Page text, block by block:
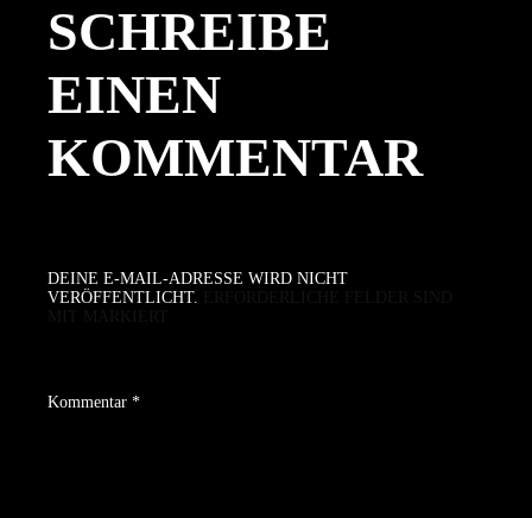
SCHREIBE
EINEN
KOMMENTAR
DEINE E-MAIL-ADRESSE WIRD NICHT
VERÖFFENTLICHT.
Kommentar *